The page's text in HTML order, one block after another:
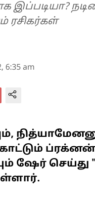
ரசிகர்கள்
6:35 am
ஷேர்